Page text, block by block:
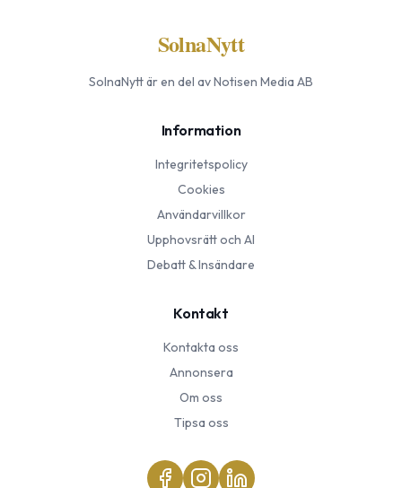
SolnaNytt
SolnaNyttär en del av Notisen Media AB
Information
Integritetspolicy
Cookies
Användarvillkor
Upphovsrätt och AI
Debatt & Insändare
Kontakt
Kontakta oss
Annonsera
Om oss
Tipsa oss